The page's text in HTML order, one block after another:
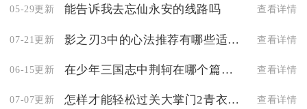
05-29更新 能告诉我去忘仙永安的线路吗 查看详情
07-21更新 影之刃3中的心法推荐有哪些适合辅助职业使用 查看详情
06-15更新 在少年三国志中荆轲在哪个篇章里 查看详情
07-07更新 怎样才能轻松过关大掌门2青衣楼攻略分享 查看详情